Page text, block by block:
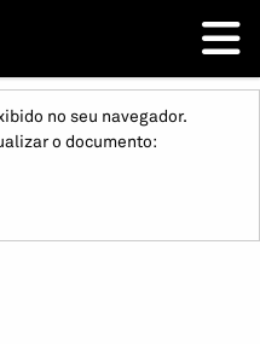
no seu navegador.
o documento: